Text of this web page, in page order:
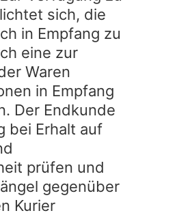
sich, die
in Empfang zu
eine zur
Waren
in Empfang
Der Endkunde
bei Erhalt auf
prüfen und
gegenüber
Kurier